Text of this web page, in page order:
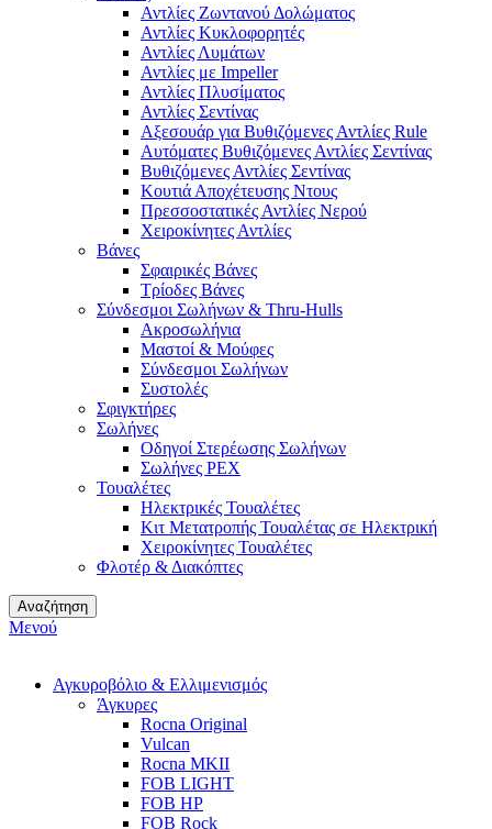
Αντλίες Ζωντανού Δολώματος
Αντλίες Κυκλοφορητές
Αντλίες Λυμάτων
Αντλίες με Impeller
Αντλίες Πλυσίματος
Αντλίες Σεντίνας
Αξεσουάρ για Βυθιζόμενες Αντλίες Rule
Αυτόματες Βυθιζόμενες Αντλίες Σεντίνας
Βυθιζόμενες Αντλίες Σεντίνας
Κουτιά Αποχέτευσης Ντους
Πρεσσοστατικές Αντλίες Νερού
Χειροκίνητες Αντλίες
Βάνες
Σφαιρικές Βάνες
Τρίοδες Βάνες
Σύνδεσμοι Σωλήνων & Thru-Hulls
Ακροσωλήνια
Μαστοί & Μούφες
Σύνδεσμοι Σωλήνων
Συστολές
Σφιγκτήρες
Σωλήνες
Οδηγοί Στερέωσης Σωλήνων
Σωλήνες PEX
Τουαλέτες
Ηλεκτρικές Τουαλέτες
Κιτ Μετατροπής Τουαλέτας σε Ηλεκτρική
Χειροκίνητες Τουαλέτες
Φλοτέρ & Διακόπτες
Αναζήτηση
Μενού
Αγκυροβόλιο & Ελλιμενισμός
Άγκυρες
Rocna Original
Vulcan
Rocna MKII
FOB LIGHT
FOB HP
FOB Rock